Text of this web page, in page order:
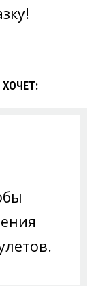
ХОЧЕТ: